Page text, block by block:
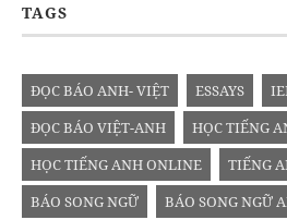
TAGS
ĐỌC BÁO ANH- VIỆT ESSAYS
ĐỌC BÁO VIỆT-ANH
HỌC TIẾNG
HỌC TIẾNG ANH ONLINE
TIẾNG
BÁO SONG NGỮ
BÁO SONG NGỮ